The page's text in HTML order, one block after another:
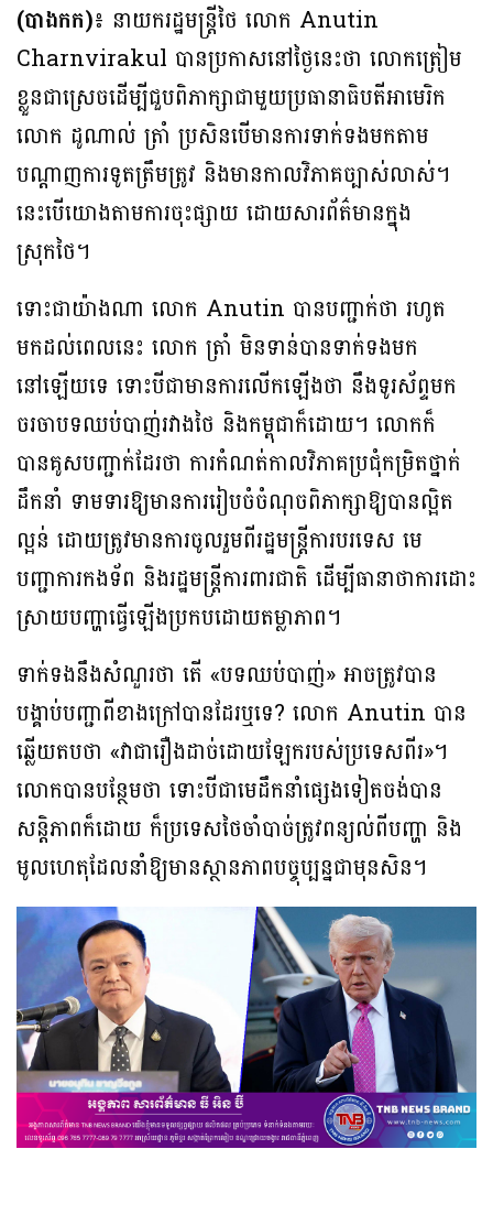
(បាងកក)៖ នាយករដ្ឋមន្ត្រីថៃ លោក Anutin
Charnvirakul បានប្រកាសនៅថ្ងៃនេះថា លោកត្រៀម
ខ្លួនជាស្រេចដើម្បីជួបពិភាក្សាជាមួយប្រធានាធិបតីអាមេរិក
លោក ដូណាល់ ត្រាំ ប្រសិនបើមានការទាក់ទងមកតាម
បណ្តាញការទូតត្រឹមត្រូវ និងមានកាលវិភាគច្បាស់លាស់។
នេះបើយោងតាមការចុះផ្សាយ ដោយសារព័ត៌មានក្នុង
ស្រុកថៃ។
ទោះជាយ៉ាងណា លោក Anutin បានបញ្ជាក់ថា រហូត
មកដល់ពេលនេះ លោក ត្រាំ មិនទាន់បានទាក់ទងមក
នៅឡើយទេ ទោះបីជាមានការលើកឡើងថា នឹងទូរស័ព្ទមក
ចរចាបទឈប់បាញ់រវាងថៃ និងកម្ពុជាក៏ដោយ។ លោកក៏
បានគូសបញ្ជាក់ដែរថា ការកំណត់កាលវិភាគប្រជុំកម្រិតថ្នាក់
ដឹកនាំ ទាមទារឱ្យមានការរៀបចំចំណុចពិភាក្សាឱ្យបានល្អិត
ល្អន់ ដោយត្រូវមានការចូលរួមពីរដ្ឋមន្ត្រីការបរទេស មេ
បញ្ជាការកងទ័ព និងរដ្ឋមន្ត្រីការពារជាតិ ដើម្បីធានាថាការដោះ
ស្រាយបញ្ហាធ្វើឡើងប្រកបដោយតម្លាភាព។
ទាក់ទងនឹងសំណួរថា តើ «បទឈប់បាញ់» អាចត្រូវបាន
បង្គាប់បញ្ជាពីខាងក្រៅបានដែរឬទេ? លោក Anutin បាន
ឆ្លើយតបថា «វាជារឿងដាច់ដោយឡែករបស់ប្រទេសពីរ»។
លោកបានបន្ថែមថា ទោះបីជាមេដឹកនាំផ្សេងទៀតចង់បាន
សន្តិភាពក៏ដោយ ក៏ប្រទេសថៃចាំបាច់ត្រូវពន្យល់ពីបញ្ហា និង
មូលហេតុដែលនាំឱ្យមានស្ថានភាពបច្ចុប្បន្នជាមុនសិន។